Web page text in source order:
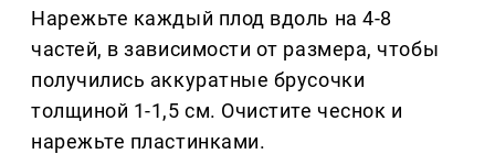
Нарежьте каждый плод вдоль на 4-8
частей, в зависимости от размера, чтобы
получились аккуратные брусочки
толщиной 1-1,5 см. Очистите чеснок и
нарежьте пластинками.